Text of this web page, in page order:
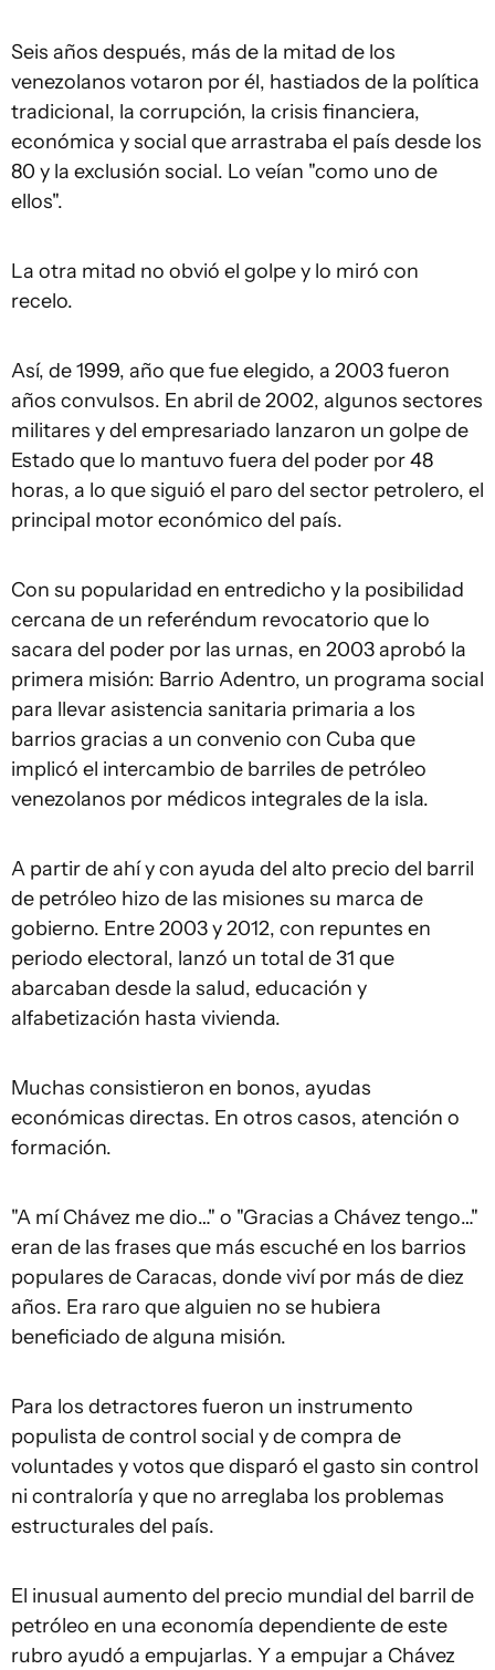
Seis años después, más de la mitad de los
venezolanos votaron por él, hastiados de la política
tradicional, la corrupción, la crisis financiera,
económica y social que arrastraba el país desde los
80 y la exclusión social. Lo veían "como uno de
ellos".
La otra mitad no obvió el golpe y lo miró con
recelo.
Así, de 1999, año que fue elegido, a 2003 fueron
años convulsos. En abril de 2002, algunos sectores
militares y del empresariado lanzaron un golpe de
Estado que lo mantuvo fuera del poder por 48
horas, a lo que siguió el paro del sector petrolero, el
principal motor económico del país.
Con su popularidad en entredicho y la posibilidad
cercana de un referéndum revocatorio que lo
sacara del poder por las urnas, en 2003 aprobó la
primera misión: Barrio Adentro, un programa social
para llevar asistencia sanitaria primaria a los
barrios gracias a un convenio con Cuba que
implicó el intercambio de barriles de petróleo
venezolanos por médicos integrales de la isla.
A partir de ahí y con ayuda del alto precio del barril
de petróleo hizo de las misiones su marca de
gobierno. Entre 2003 y 2012, con repuntes en
periodo electoral, lanzó un total de 31 que
abarcaban desde la salud, educación y
alfabetización hasta vivienda.
Muchas consistieron en bonos, ayudas
económicas directas. En otros casos, atención o
formación.
"A mí Chávez me dio…" o "Gracias a Chávez tengo…"
eran de las frases que más escuché en los barrios
populares de Caracas, donde viví por más de diez
años. Era raro que alguien no se hubiera
beneficiado de alguna misión.
Para los detractores fueron un instrumento
populista de control social y de compra de
voluntades y votos que disparó el gasto sin control
ni contraloría y que no arreglaba los problemas
estructurales del país.
El inusual aumento del precio mundial del barril de
petróleo en una economía dependiente de este
rubro ayudó a empujarlas. Y a empujar a Chávez